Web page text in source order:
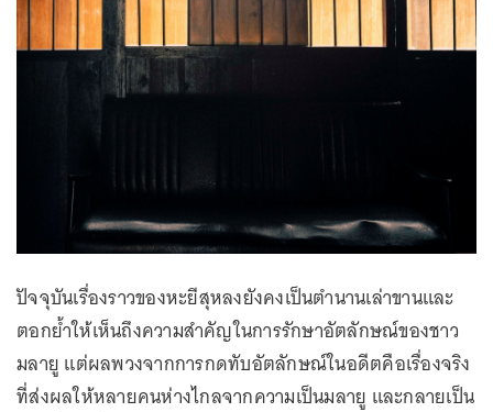
ปัจจุบันเรื่องราวของหะยีสุหลงยังคงเป็นตำนานเล่าขานและ
ตอกย้ำให้เห็นถึงความสำคัญในการรักษาอัตลักษณ์ของชาว
มลายู แต่ผลพวงจากการกดทับอัตลักษณ์ในอดีตคือเรื่องจริง
ที่ส่งผลให้หลายคนห่างไกลจากความเป็นมลายู และกลายเป็น